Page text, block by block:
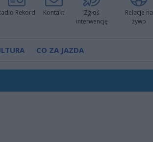
Rekord Kontakt
Zgłoś
interwencję
Relacje na
żywo
CO ZA JAZDA